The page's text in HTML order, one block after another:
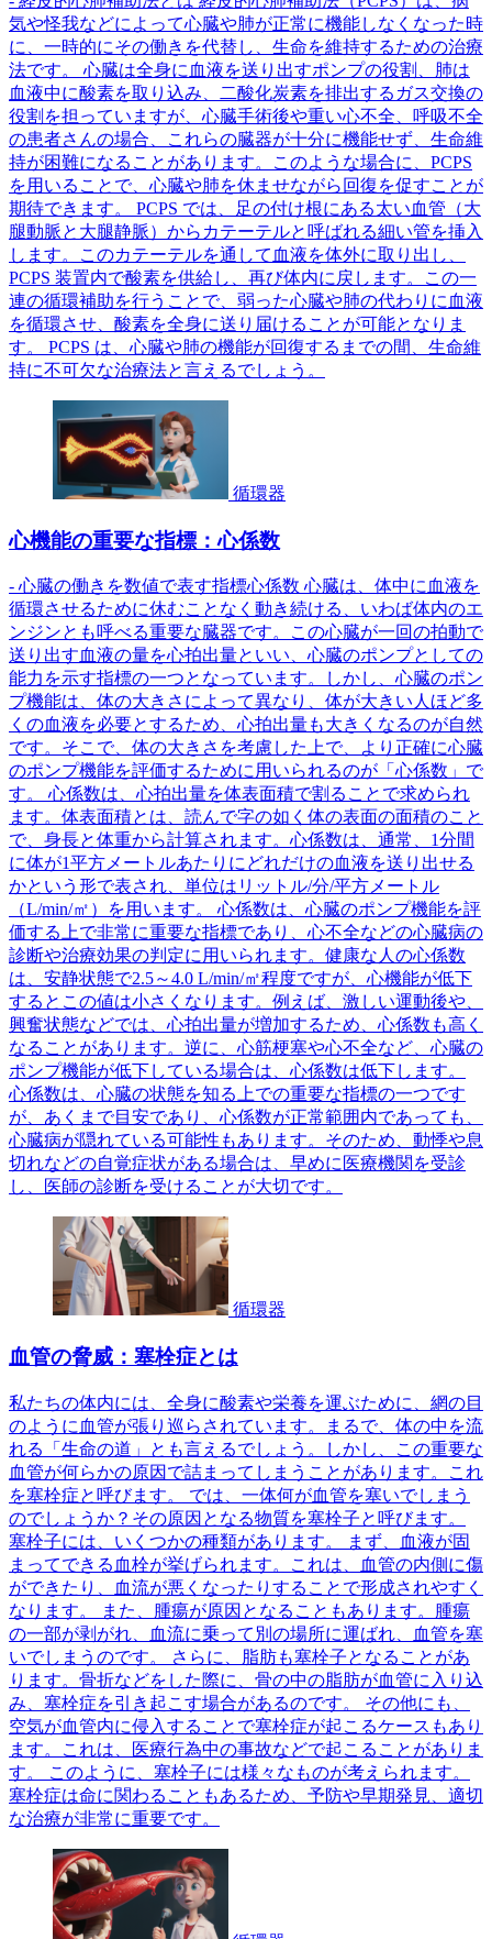
気や怪我などによって心臓や肺が正常に機能しなくなった時
に、一時的にその働きを代替し、生命を維持するための治療
法です。 心臓は全身に血液を送り出すポンプの役割、肺は
血液中に酸素を取り込み、二酸化炭素を排出するガス交換の
役割を担っていますが、心臓手術後や重い心不全、呼吸不全
の患者さんの場合、これらの臓器が十分に機能せず、生命維
持が困難になることがあります。このような場合に、PCPS
を用いることで、心臓や肺を休ませながら回復を促すことが
期待できます。 PCPS では、足の付け根にある太い血管（大
腿動脈と大腿静脈）からカテーテルと呼ばれる細い管を挿入
します。このカテーテルを通して血液を体外に取り出し、
PCPS 装置内で酸素を供給し、再び体内に戻します。この一
連の循環補助を行うことで、弱った心臓や肺の代わりに血液
を循環させ、酸素を全身に送り届けることが可能となりま
す。 PCPS は、心臓や肺の機能が回復するまでの間、生命維
持に不可欠な治療法と言えるでしょう。
循環器
心機能の重要な指標：心係数
- 心臓の働きを数値で表す指標心係数 心臓は、体中に血液を
循環させるために休むことなく動き続ける、いわば体内のエ
ンジンとも呼べる重要な臓器です。この心臓が一回の拍動で
送り出す血液の量を心拍出量といい、心臓のポンプとしての
能力を示す指標の一つとなっています。しかし、心臓のポン
プ機能は、体の大きさによって異なり、体が大きい人ほど多
くの血液を必要とするため、心拍出量も大きくなるのが自然
です。そこで、体の大きさを考慮した上で、より正確に心臓
のポンプ機能を評価するために用いられるのが「心係数」で
す。 心係数は、心拍出量を体表面積で割ることで求められ
ます。体表面積とは、読んで字の如く体の表面の面積のこと
で、身長と体重から計算されます。心係数は、通常、1分間
に体が1平方メートルあたりにどれだけの血液を送り出せる
かという形で表され、単位はリットル/分/平方メートル
（L/min/㎡）を用います。 心係数は、心臓のポンプ機能を評
価する上で非常に重要な指標であり、心不全などの心臓病の
診断や治療効果の判定に用いられます。健康な人の心係数
は、安静状態で2.5～4.0 L/min/㎡程度ですが、心機能が低下
するとこの値は小さくなります。例えば、激しい運動後や、
興奮状態などでは、心拍出量が増加するため、心係数も高く
なることがあります。逆に、心筋梗塞や心不全など、心臓の
ポンプ機能が低下している場合は、心係数は低下します。
心係数は、心臓の状態を知る上での重要な指標の一つです
が、あくまで目安であり、心係数が正常範囲内であっても、
心臓病が隠れている可能性もあります。そのため、動悸や息
切れなどの自覚症状がある場合は、早めに医療機関を受診
し、医師の診断を受けることが大切です。
循環器
血管の脅威：塞栓症とは
私たちの体内には、全身に酸素や栄養を運ぶために、網の目
のように血管が張り巡らされています。まるで、体の中を流
れる「生命の道」とも言えるでしょう。しかし、この重要な
血管が何らかの原因で詰まってしまうことがあります。これ
を塞栓症と呼びます。 では、一体何が血管を塞いでしまう
のでしょうか？その原因となる物質を塞栓子と呼びます。
塞栓子には、いくつかの種類があります。 まず、血液が固
まってできる血栓が挙げられます。これは、血管の内側に傷
ができたり、血流が悪くなったりすることで形成されやすく
なります。 また、腫瘍が原因となることもあります。腫瘍
の一部が剥がれ、血流に乗って別の場所に運ばれ、血管を塞
いでしまうのです。 さらに、脂肪も塞栓子となることがあ
ります。骨折などをした際に、骨の中の脂肪が血管に入り込
み、塞栓症を引き起こす場合があるのです。 その他にも、
空気が血管内に侵入することで塞栓症が起こるケースもあり
ます。これは、医療行為中の事故などで起こることがありま
す。 このように、塞栓子には様々なものが考えられます。
塞栓症は命に関わることもあるため、予防や早期発見、適切
な治療が非常に重要です。